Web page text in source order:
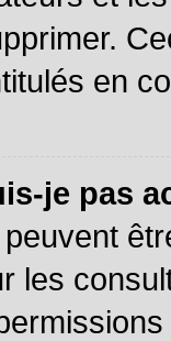
en
je pas
les